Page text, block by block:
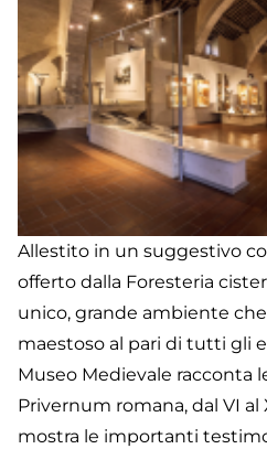
Allestito in un suggestivo
offerto dalla Foresteria
unico, grande ambiente
maestoso al pari di tutti gli
Museo Medievale racconta
Privernum romana, dal VI
mostra le importanti